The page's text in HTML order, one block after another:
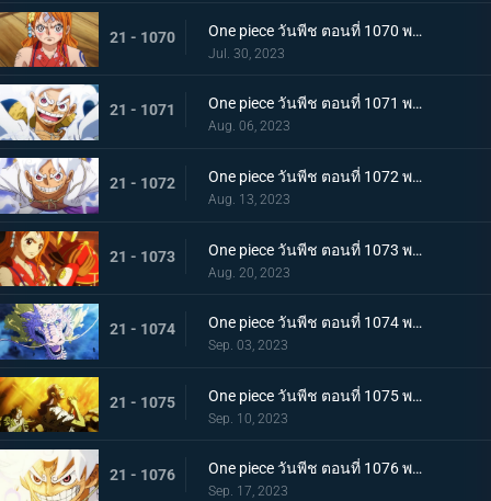
21 - 1070 One piece วันพีช ตอนที่ 1070 พากย์ไทย ลูฟี่พ่ายแพ้ การเตรียมใจของผู้ที่เหลืออยู่
Jul. 30, 2023
21 - 1071 One piece วันพีช ตอนที่ 1071 พากย์ไทย ไปให้ถึงจุดสูงสุดของลูฟี่ เกียร์ฟิฟท์
Aug. 06, 2023
21 - 1072 One piece วันพีช ตอนที่ 1072 พากย์ไทย พลังกวนประสาท เกียร์ฟิฟท์โลดแล่น
Aug. 13, 2023
21 - 1073 One piece วันพีช ตอนที่ 1073 พากย์ไทย ไม่มีที่ให้หนี ภาพเกาะโอนิกาชิมะในนรก
Aug. 20, 2023
21 - 1074 One piece วันพีช ตอนที่ 1074 พากย์ไทย เชื่อในโมโมะ ท่าเด็ดครั้งสุดท้ายของลูฟี่
Sep. 03, 2023
21 - 1075 One piece วันพีช ตอนที่ 1075 พากย์ไทย คำอธิษฐาน 20 ปี ทวงคืนแคว้นวาโนะ
Sep. 10, 2023
21 - 1076 One piece วันพีช ตอนที่ 1076 พากย์ไทย โลกที่ลูฟี่ปรารถนา
Sep. 17, 2023